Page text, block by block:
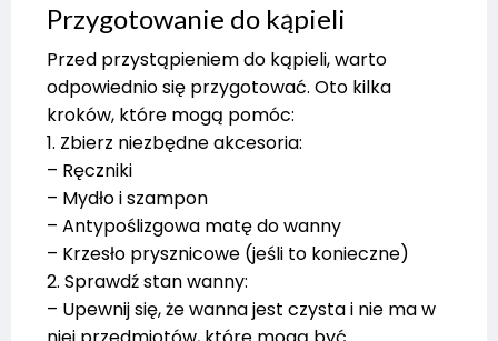
Przygotowanie do kąpieli
Przed przystąpieniem do kąpieli, warto
odpowiednio się przygotować. Oto kilka
kroków, które mogą pomóc:
1. Zbierz niezbędne akcesoria:
– Ręczniki
– Mydło i szampon
– Antypoślizgowa matę do wanny
– Krzesło prysznicowe (jeśli to konieczne)
2. Sprawdź stan wanny:
– Upewnij się, że wanna jest czysta i nie ma w